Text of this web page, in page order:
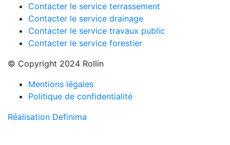
Contacter le service terrassement
Contacter le service drainage
Contacter le service travaux public
Contacter le service forestier
© Copyright 2024 Rollin
Mentions légales
Politique de confidentialité
Réalisation Definima